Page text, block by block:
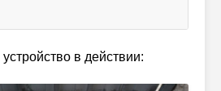
в действии: